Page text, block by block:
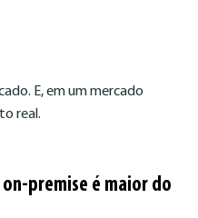
E, em um mercado
real.
premise é maior do